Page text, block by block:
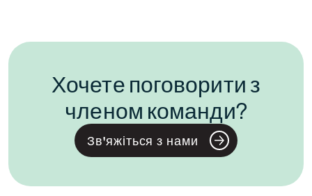
Хочете поговорити з
членом команди?
Зв'яжіться з нами